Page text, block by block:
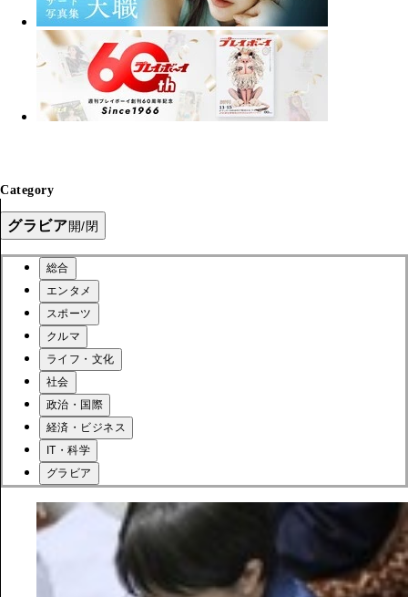
Category
グラビア開/閉
総合
エンタメ
スポーツ
クルマ
ライフ・文化
社会
政治・国際
経済・ビジネス
IT・科学
グラビア